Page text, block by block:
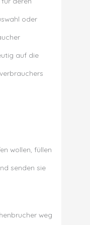
oder
auf die
wollen, füllen
senden sie
weg